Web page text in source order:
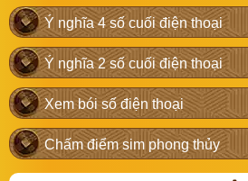
Ý nghĩa 4 số cuối điện thoại
Ý nghĩa 2 số cuối điện thoại
Xem bói số điện thoại
Chấm điểm sim phong thủy